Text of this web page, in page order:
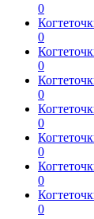
0
0
0
0
0
0
0
0